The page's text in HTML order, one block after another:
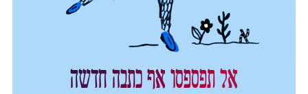
אל תפספסו אף כתבה חדשה